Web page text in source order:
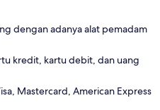
dengan adanya alat pemadam
kredit, kartu debit, dan uang
Mastercard, American Express